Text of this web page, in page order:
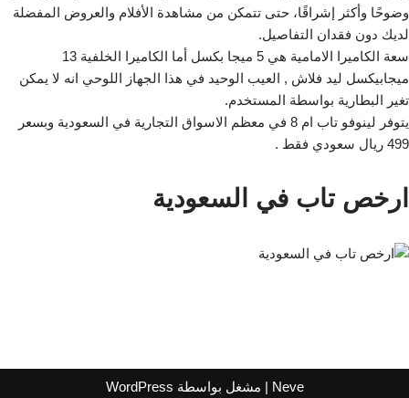
وضوحًا وأكثر إشراقًا، حتى تتمكن من مشاهدة الأفلام والعروض المفضلة
لديك دون فقدان التفاصيل.
سعة الكاميرا الامامية هي 5 ميجا بكسل أما الكاميرا الخلفية 13
ميجابيكسل ليد فلاش , العيب الوحيد في هذا الجهاز اللوحي انه لا يمكن
تغير البطارية بواسطة المستخدم.
يتوفر لينوفو تاب ام 8 في معظم الاسواق التجارية في السعودية وبسعر
499 ريال سعودي فقط .
ارخص تاب في السعودية
Neve | مشغل بواسطة WordPress